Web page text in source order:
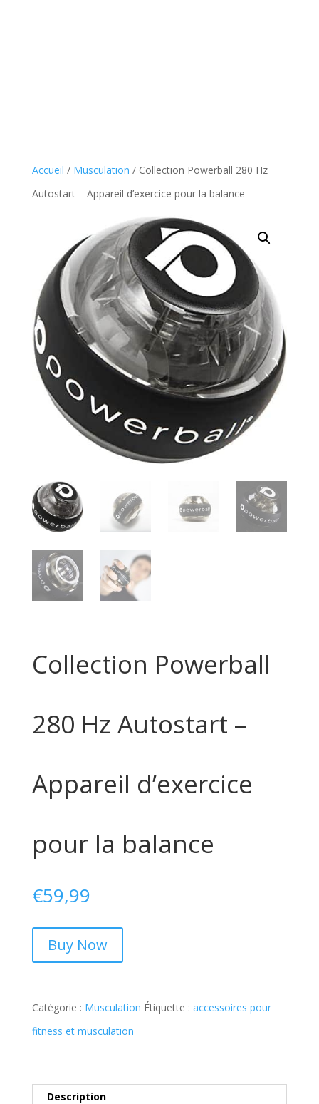
Accueil / Musculation / Collection Powerball 280 Hz
Autostart – Appareil d’exercice pour la balance
Collection Powerball
280 Hz Autostart –
Appareil d’exercice
pour la balance
€59,99
Buy Now
Catégorie : Musculation Étiquette : accessoires pour
fitness et musculation
Description